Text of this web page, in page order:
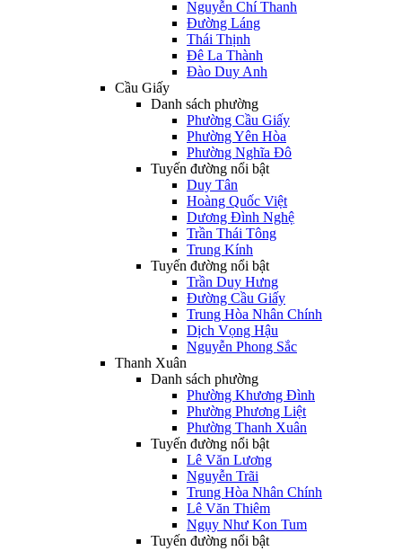
Nguyễn Chí Thanh
Đường Láng
Thái Thịnh
Đê La Thành
Đào Duy Anh
Cầu Giấy
Danh sách phường
Phường Cầu Giấy
Phường Yên Hòa
Phường Nghĩa Đô
Tuyến đường nổi bật
Duy Tân
Hoàng Quốc Việt
Dương Đình Nghệ
Trần Thái Tông
Trung Kính
Tuyến đường nổi bật
Trần Duy Hưng
Đường Cầu Giấy
Trung Hòa Nhân Chính
Dịch Vọng Hậu
Nguyễn Phong Sắc
Thanh Xuân
Danh sách phường
Phường Khương Đình
Phường Phương Liệt
Phường Thanh Xuân
Tuyến đường nổi bật
Lê Văn Lương
Nguyễn Trãi
Trung Hòa Nhân Chính
Lê Văn Thiêm
Ngụy Như Kon Tum
Tuyến đường nổi bật